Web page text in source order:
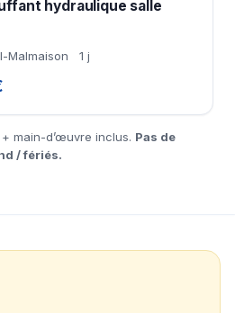
hydraulique salle
Malmaison 1 j
main-d’œuvre inclus. Pas de
/ fériés.